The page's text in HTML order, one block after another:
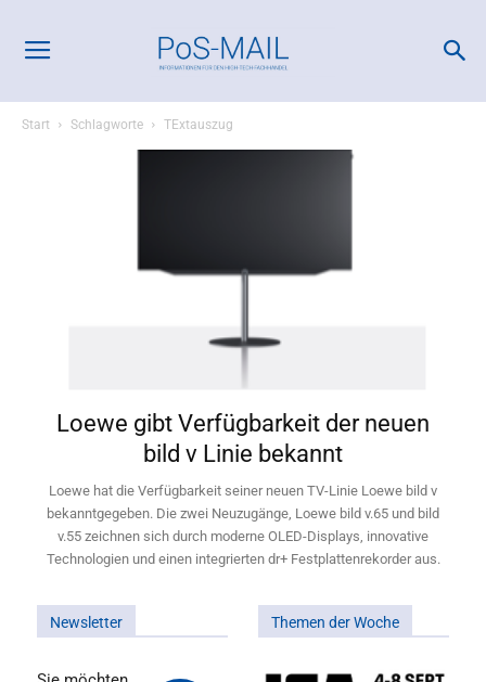
Start Schlagworte TExtauszug
Loewe gibt Verfügbarkeit der neuen
bild v Linie bekannt
Loewe hat die Verfügbarkeit seiner neuen TV-Linie Loewe bild v
bekanntgegeben. Die zwei Neuzugänge, Loewe bild v.65 und bild
v.55 zeichnen sich durch moderne OLED-Displays, innovative
Technologien und einen integrierten dr+ Festplattenrekorder aus.
Newsletter Themen der Woche